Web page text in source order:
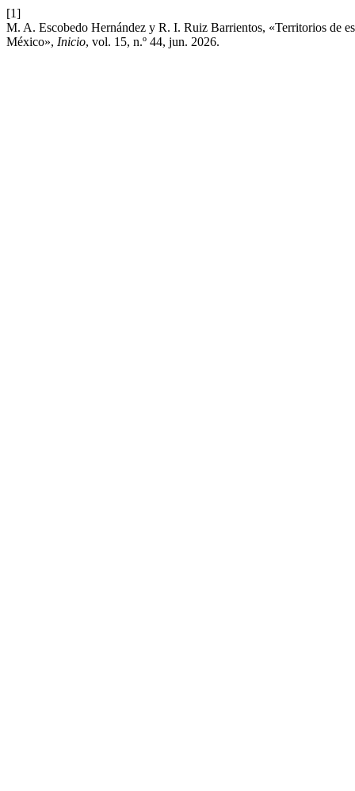
[1]
M. A. Escobedo Hernández y R. I. Ruiz Barrientos, «Territorios de
México», Inicio, vol. 15, n.º 44, jun. 2026.